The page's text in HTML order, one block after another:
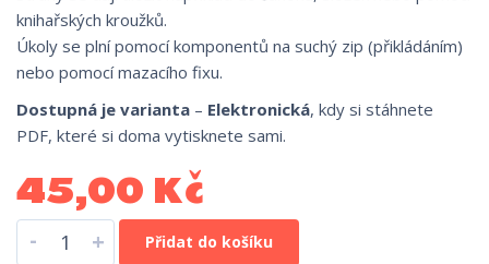
knihařských kroužků.
Úkoly se plní pomocí komponentů na suchý zip (přikládáním)
nebo pomocí mazacího fixu.
Dostupná je varianta – Elektronická, kdy si stáhnete
PDF, které si doma vytisknete sami.
45,00 Kč
- + Přidat do košíku